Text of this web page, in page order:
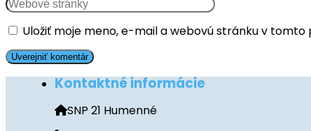
Uložiť moje meno, e-mail a webovú stránku v
Kontaktné informácie
SNP 21 Humenné